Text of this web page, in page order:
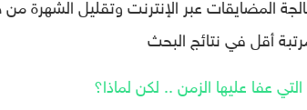
أقل في نتائج البحث
عفا عليها الزمن .. لكن لماذا؟